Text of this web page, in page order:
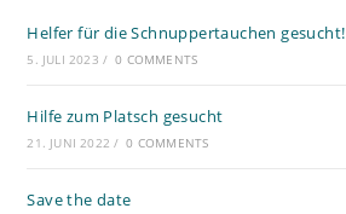
Helfer für die Schnuppertauchen gesucht!
5. JULI 2023 / 0 COMMENTS
Hilfe zum Platsch gesucht
21. JUNI 2022 / 0 COMMENTS
Save the date